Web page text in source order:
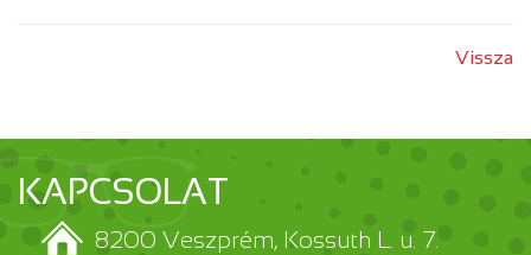
Vissza
KAPCSOLAT
8200 Veszprém, Kossuth L. u. 7.